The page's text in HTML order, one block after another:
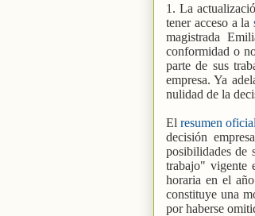
1. La
tener acceso a la
magistrada
conformidad o
parte de sus
empresa. Ya
nulidad de la
El resumen
decisión
posibilidades de
trabajo" vigente
horaria en el
constituye una
por haberse